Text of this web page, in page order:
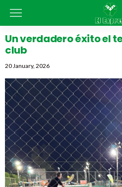
Un verdadero éxito el
club
20 January, 2026